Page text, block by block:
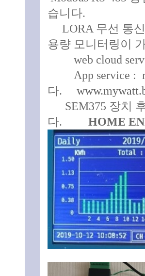
습니다.
LORA 무선 통신
용량 모니터링이
web cloud
App service :
다.
SEM375 장치 후
다. HOME